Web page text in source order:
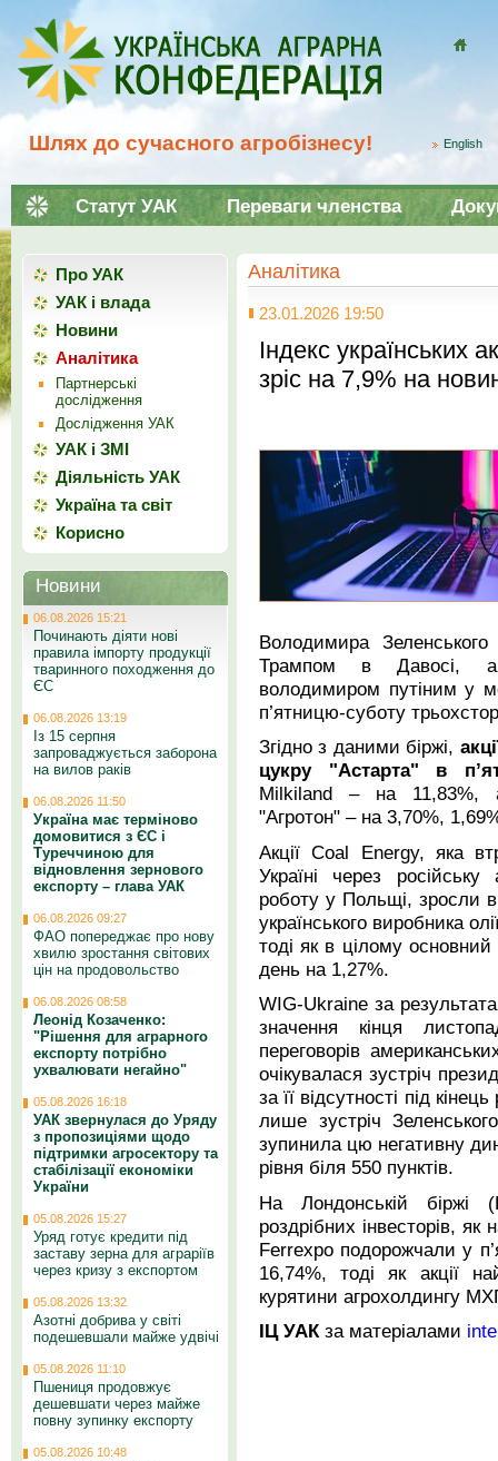
Шлях до сучасного агробізнесу! English
Статут УАК Переваги членства
Аналітика
23.01.2026 19:50
Індекс українських
зріс на 7,9% на
Володимира
Трампом в Давосі,
володимиром путіним у
п’ятницю-суботу
Згідно з даними біржі,
цукру "Астарта" в
Milkiland – на 11,83%,
"Агротон" – на 3,70%,
Акції Coal Energy, яка
Україні через
роботу у Польщі, зросли в
українського виробника
тоді як в цілому
день на 1,27%.
WIG-Ukraine за
значення кінця
переговорів
очікувалася зустріч
за її відсутності під
лише зустріч
зупинила цю негативну
рівня біля 550 пунктів.
На Лондонській біржі
роздрібних інвесторів, як
Ferrexpo подорожчали у
16,74%, тоді як акції
курятини агрохолдингу
ІЦ УАК за матеріалами
Про УАК
УАК і влада
Новини
Аналітика
Партнерські
дослідження
Дослідження УАК
УАК і ЗМІ
Діяльність УАК
Україна та світ
Корисно
Новини
06.08.2026 15:21
Починають діяти нові
правила імпорту продукції
тваринного походження до
ЄС
06.08.2026 13:19
Із 15 серпня
запроваджується заборона
на вилов раків
06.08.2026 11:50
Україна має терміново
домовитися з ЄС і
Туреччиною для
відновлення зернового
експорту – глава УАК
06.08.2026 09:27
ФАО попереджає про нову
хвилю зростання світових
цін на продовольство
06.08.2026 08:58
Леонід Козаченко:
"Рішення для аграрного
експорту потрібно
ухвалювати негайно"
05.08.2026 16:18
УАК звернулася до Уряду
з пропозиціями щодо
підтримки агросектору та
стабілізації економіки
України
05.08.2026 15:27
Уряд готує кредити під
заставу зерна для аграріїв
через кризу з експортом
05.08.2026 13:32
Азотні добрива у світі
подешевшали майже удвічі
05.08.2026 11:10
Пшениця продовжує
дешевшати через майже
повну зупинку експорту
05.08.2026 10:48